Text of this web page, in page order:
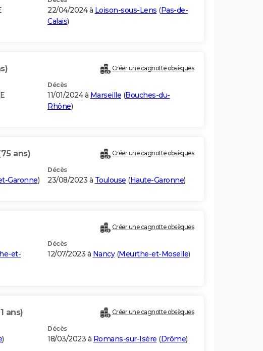
22/04/2024 à Loison-sous-Lens (Pas-de-
Calais)
Créer une cagnotte obsèques
Décès
11/01/2024 à Marseille (Bouches-du-
Rhône)
ans) Créer une cagnotte obsèques
Garonne)
Décès
23/08/2023 à Toulouse (Haute-Garonne)
Créer une cagnotte obsèques
et-
Décès
12/07/2023 à Nancy(Meurthe-et-Moselle)
ans) Créer une cagnotte obsèques
)
Décès
18/03/2023 à Romans-sur-Isère (Drôme)